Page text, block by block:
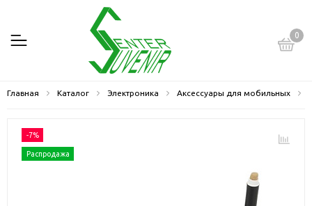
0
Главная Каталог Электроника Аксессуары для мобильных
-7%
Распродажа